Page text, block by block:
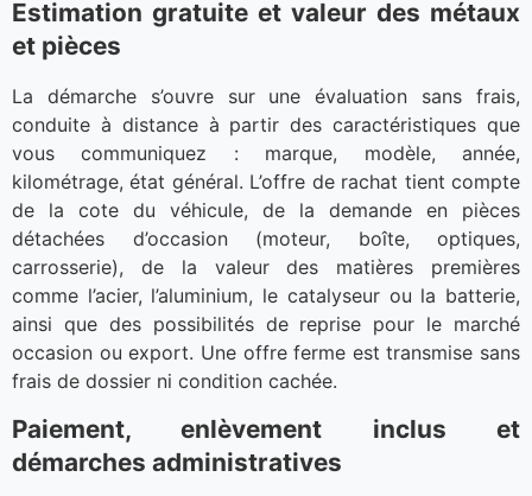
Estimation gratuite et valeur des métaux
et pièces
La démarche s’ouvre sur une évaluation sans frais,
conduite à distance à partir des caractéristiques que
vous communiquez : marque, modèle, année,
kilométrage, état général. L’offre de rachat tient compte
de la cote du véhicule, de la demande en pièces
détachées d’occasion (moteur, boîte, optiques,
carrosserie), de la valeur des matières premières
comme l’acier, l’aluminium, le catalyseur ou la batterie,
ainsi que des possibilités de reprise pour le marché
occasion ou export. Une offre ferme est transmise sans
frais de dossier ni condition cachée.
Paiement, enlèvement inclus et
démarches administratives